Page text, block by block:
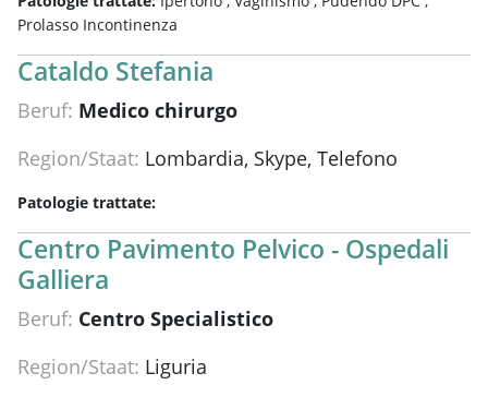
Prolasso Incontinenza
Cataldo Stefania
Beruf: Medico chirurgo
Region/Staat: Lombardia, Skype, Telefono
Patologie trattate:
Centro Pavimento Pelvico - Ospedali
Galliera
Beruf: Centro Specialistico
Region/Staat: Liguria